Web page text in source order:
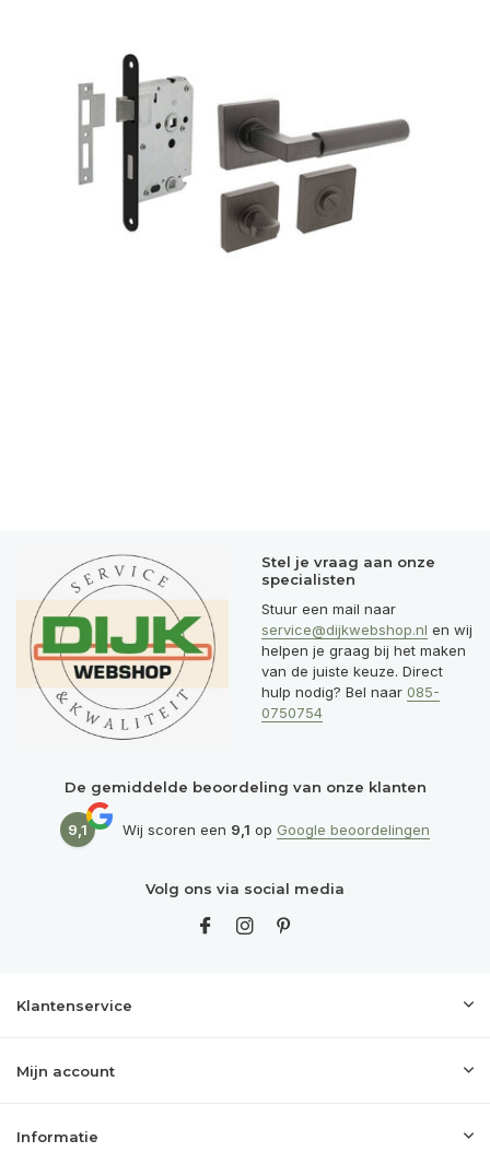
Stel je vraag aan onze
specialisten
Stuur een mail naar
service@dijkwebshop.nl en wij
helpen je graag bij het maken
van de juiste keuze. Direct
hulp nodig? Bel naar 085-
0750754
De gemiddelde beoordeling van onze klanten
9,1 Wij scoren een 9,1 op Google beoordelingen
Volg ons via social media
Klantenservice
Mijn account
Informatie